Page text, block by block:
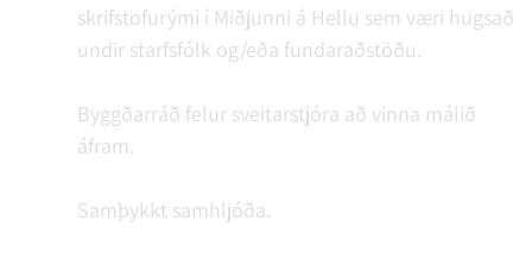
skrifstofurými í Miðjunni á Hellu sem væri hugsað
undir starfsfólk og/eða fundaraðstöðu.
Byggðarráð felur sveitarstjóra að vinna málið
áfram.
Samþykkt samhljóða.